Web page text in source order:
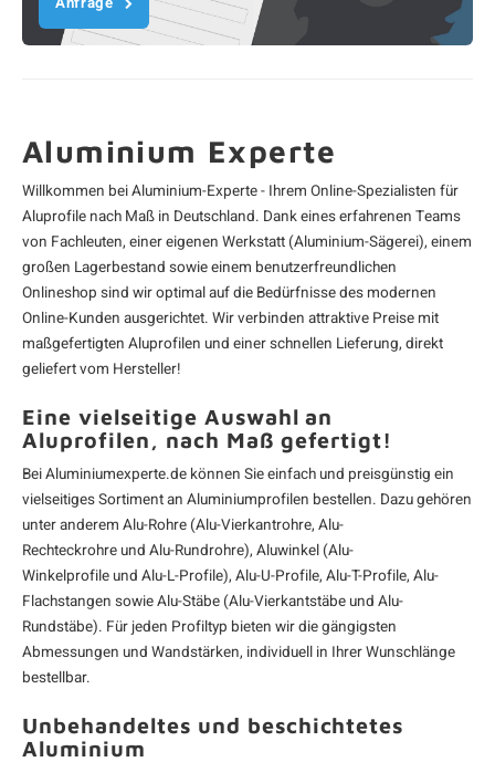
Aluminium Experte
Willkommen bei Aluminium-Experte - Ihrem Online-Spezialisten für
Aluprofile nach Maß in Deutschland. Dank eines erfahrenen Teams
von Fachleuten, einer eigenen Werkstatt (Aluminium-Sägerei), einem
großen Lagerbestand sowie einem benutzerfreundlichen
Onlineshop sind wir optimal auf die Bedürfnisse des modernen
Online-Kunden ausgerichtet. Wir verbinden attraktive Preise mit
maßgefertigten Aluprofilen und einer schnellen Lieferung, direkt
geliefert vom Hersteller!
Eine vielseitige Auswahl an
Aluprofilen, nach Maß gefertigt!
Bei Aluminiumexperte.de können Sie einfach und preisgünstig ein
vielseitiges Sortiment an Aluminiumprofilen bestellen. Dazu gehören
unter anderem Alu-Rohre (Alu-Vierkantrohre, Alu-
Rechteckrohre und Alu-Rundrohre), Aluwinkel (Alu-
Winkelprofile und Alu-L-Profile), Alu-U-Profile, Alu-T-Profile, Alu-
Flachstangen sowieAlu-Stäbe (Alu-Vierkantstäbe und Alu-
Rundstäbe). Für jeden Profiltyp bieten wir die gängigsten
Abmessungen und Wandstärken, individuell in Ihrer Wunschlänge
bestellbar.
Unbehandeltes und beschichtetes
Aluminium